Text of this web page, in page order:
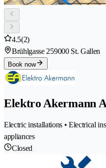
4.5(2)
Brühlgasse 259000 St. Gallen
Book now
Elektro Akermann
Electric installations • Electrical
appliances
Closed